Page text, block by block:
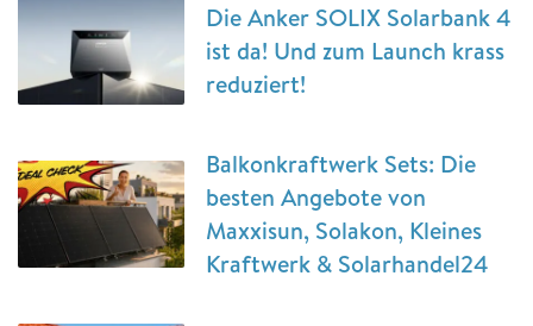
Die Anker SOLIX Solarbank 4
ist da! Und zum Launch krass
reduziert!
Balkonkraftwerk Sets: Die
besten Angebote von
Maxxisun, Solakon, Kleines
Kraftwerk & Solarhandel24